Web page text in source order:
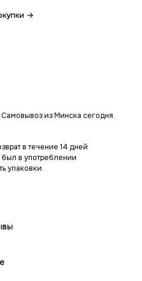
→
Самовывоз из Минска сегодня.
в течение 14 дней
был в употреблении
упаковки.